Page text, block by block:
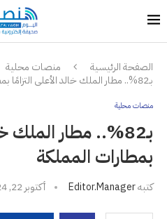
الصفحة الرئيسية
منصات محلية
بـ82%.. مطار الملك خالد الأعلى التزامًا بمطارات المملكة
منصات محلية
بـ82%.. مطار الملك
بمطارات المملكة
كتبهEditor.manager أكتوبر 22, 2024